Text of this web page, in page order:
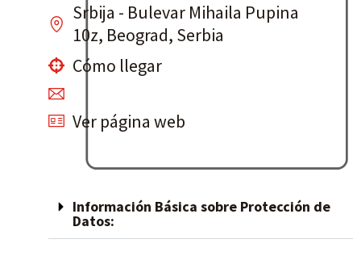
Srbija - Bulevar Mihaila Pupina
10z, Beograd, Serbia
Cómo llegar
Ver página web
Información Básica sobre Protección de
Datos: